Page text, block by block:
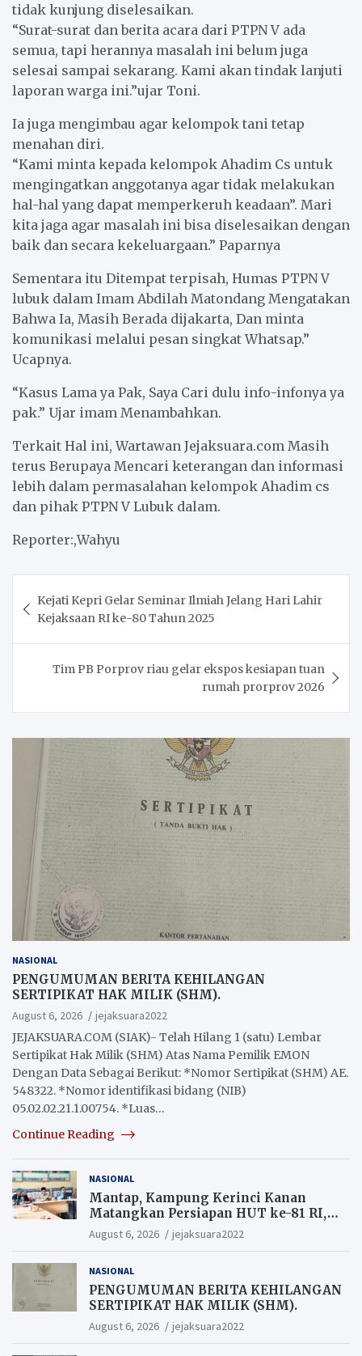
tidak kunjung diselesaikan.
“Surat-surat dan berita acara dari PTPN V ada
semua, tapi herannya masalah ini belum juga
selesai sampai sekarang. Kami akan tindak lanjuti
laporan warga ini.”ujar Toni.
Ia juga mengimbau agar kelompok tani tetap
menahan diri.
“Kami minta kepada kelompok Ahadim Cs untuk
mengingatkan anggotanya agar tidak melakukan
hal-hal yang dapat memperkeruh keadaan”. Mari
kita jaga agar masalah ini bisa diselesaikan dengan
baik dan secara kekeluargaan.” Paparnya
Sementara itu Ditempat terpisah, Humas PTPN V
lubuk dalam Imam Abdilah Matondang Mengatakan
Bahwa Ia, Masih Berada dijakarta, Dan minta
komunikasi melalui pesan singkat Whatsap.”
Ucapnya.
“Kasus Lama ya Pak, Saya Cari dulu info-infonya ya
pak.” Ujar imam Menambahkan.
Terkait Hal ini, Wartawan Jejaksuara.com Masih
terus Berupaya Mencari keterangan dan informasi
lebih dalam permasalahan kelompok Ahadim cs
dan pihak PTPN V Lubuk dalam.
Reporter:,Wahyu
navigation
Kejati Kepri Gelar Seminar Ilmiah Jelang Hari Lahir
Kejaksaan RI ke-80 Tahun 2025
Tim PB Porprov riau gelar ekspos kesiapan tuan
rumah prorprov 2026
NASIONAL
PENGUMUMAN BERITA KEHILANGAN
SERTIPIKAT HAK MILIK (SHM).
August 6, 2026
jejaksuara2022
JEJAKSUARA.COM (SIAK)- Telah Hilang 1 (satu) Lembar
Sertipikat Hak Milik (SHM) Atas Nama Pemilik EMON
Dengan Data Sebagai Berikut: *Nomor Sertipikat (SHM) AE.
548322. *Nomor identifikasi bidang (NIB)
05.02.02.21.1.00754. *Luas…
Continue Reading
NASIONAL
Mantap, Kampung Kerinci Kanan
Matangkan Persiapan HUT ke-81 RI,
Warga yang ikut Upacara
Berkesempatan Raih Hadiah
August 6, 2026 jejaksuara2022
NASIONAL
PENGUMUMAN BERITA KEHILANGAN
SERTIPIKAT HAK MILIK (SHM).
August 6, 2026 jejaksuara2022